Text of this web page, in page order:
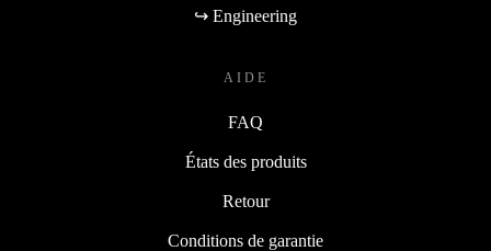
↪ Engineering
AIDE
FAQ
États des produits
Retour
Conditions de garantie